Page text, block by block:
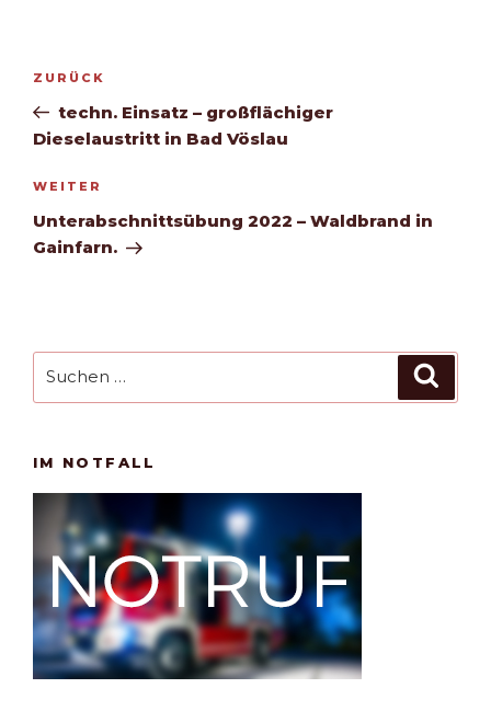
Beitragsnavigation
Vorheriger
Beitrag
ZURÜCK
techn. Einsatz – großflächiger
Dieselaustritt in Bad Vöslau
Nächster
Beitrag
WEITER
Unterabschnittsübung 2022 – Waldbrand in
Gainfarn.
nach:
IM NOTFALL